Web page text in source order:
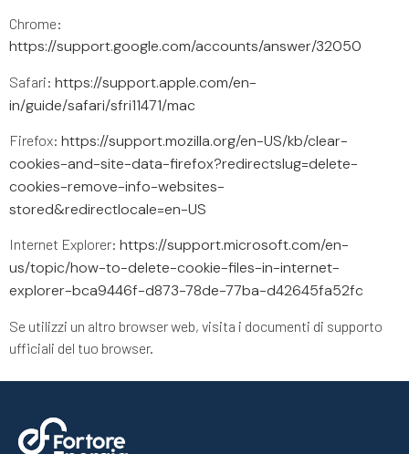
Chrome:
https://support.google.com/accounts/answer/32050
Safari: https://support.apple.com/en-
in/guide/safari/sfri11471/mac
Firefox: https://support.mozilla.org/en-US/kb/clear-
cookies-and-site-data-firefox?redirectslug=delete-
cookies-remove-info-websites-
stored&redirectlocale=en-US
Internet Explorer: https://support.microsoft.com/en-
us/topic/how-to-delete-cookie-files-in-internet-
explorer-bca9446f-d873-78de-77ba-d42645fa52fc
Se utilizzi un altro browser web, visita i documenti di supporto
ufficiali del tuo browser.